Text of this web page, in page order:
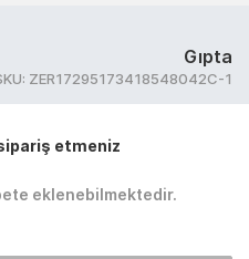
Gıpta
ZER17295173418548042C-1
etmeniz
eklenebilmektedir.